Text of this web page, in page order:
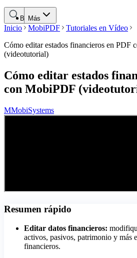
Más
Buscar
Inicio MobiPDF
Tutoriales en Vídeo
Cómo editar estados financieros en PDF
(videotutorial)
Cómo editar estados
con MobiPDF
MMobiSystems
Resumen rápido
Editar datos financieros:
activos, pasivos, patrimonio y más
financieros.